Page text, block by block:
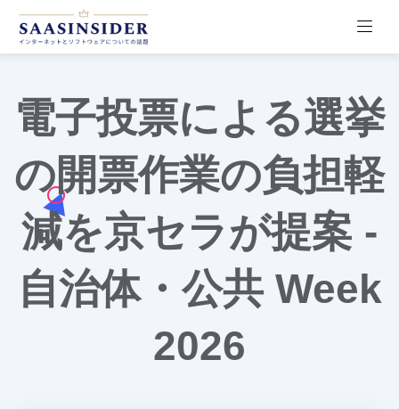
電子投票による選挙
の開票作業の負担軽
減を京セラが提案 -
自治体・公共 Week
2026